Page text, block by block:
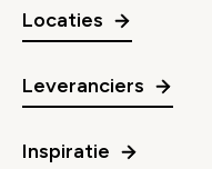
Locaties
Leveranciers
Inspiratie